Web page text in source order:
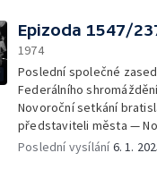
úrovně — Školní film má u
čtyřicetiletou tradici —
neříká nic o zálibě a
činnosti Ljubena Zareva
lodě, která pomáhají
mořskou rybu sajru,
rybou"
Počátkem ledna se lidé v
městech na severu Čech
ale vodou — Sovětská
na pražské výstavě —
mistrem světa ve hře na
— V Rychnově na
žije důchodce Matěj
podkrkonošských tkalců
Epizoda 1547/
1974
Poslední společné
Federálního
Novoroční setkání
představiteli města —
farma ve slovenském
Poslední vysílání6. 1.